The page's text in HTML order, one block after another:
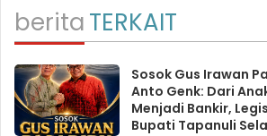
beritaTERKAIT
Sosok Gus Irawan
Anto Genk: Dari
Menjadi Bankir,
Bupati Tapanuli